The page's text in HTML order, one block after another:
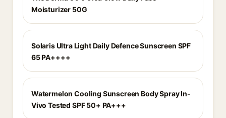
Moisturizer 50G
Solaris Ultra Light Daily Defence Sunscreen SPF
65 PA++++
Watermelon Cooling Sunscreen Body Spray In-
Vivo Tested SPF 50+ PA+++